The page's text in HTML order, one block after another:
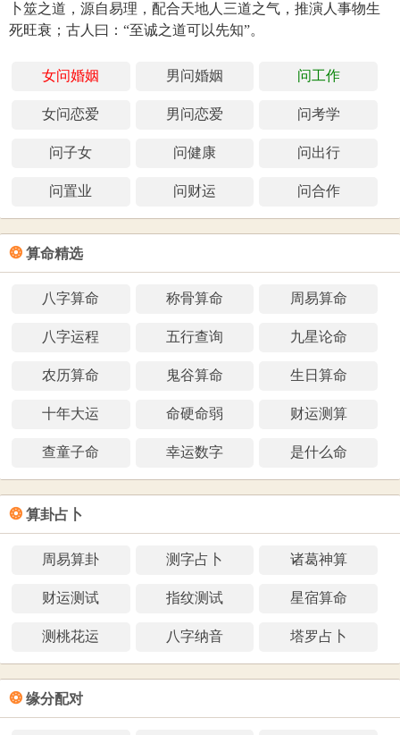
卜筮之道，源自易理，配合天地人三道之气，推演人事物生
死旺衰；古人曰：“至诚之道可以先知”。
女问婚姻 男问婚姻 问工作
女问恋爱 男问恋爱 问考学
问子女 问健康 问出行
问置业 问财运 问合作
❂ 算命精选
八字算命 称骨算命 周易算命
八字运程 五行查询 九星论命
农历算命 鬼谷算命 生日算命
十年大运 命硬命弱 财运测算
查童子命 幸运数字 是什么命
❂ 算卦占卜
周易算卦 测字占卜 诸葛神算
财运测试 指纹测试 星宿算命
测桃花运 八字纳音 塔罗占卜
❂ 缘分配对